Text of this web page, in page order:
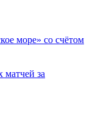
море» со счётом
за